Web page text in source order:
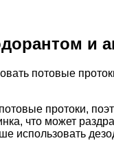
и
потовые
протоки,
что может
использовать